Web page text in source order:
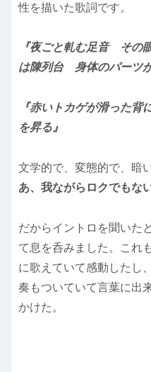
性を描いた歌詞です。
『夜ごと軋む足音 その
は陳列台 身体のパーツ
『赤いトカゲが滑った
を昇る』
文学的で、変態的で、暗
あ、我ながらロクでもな
だからイントロを聞いた
て息を呑みました。これ
に歌えていて感動したし
奏もついていて言葉に出
かけた。